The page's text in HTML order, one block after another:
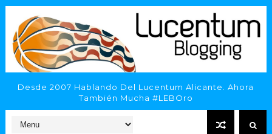
Desde 2007 Hablando Del Lucentum Alicante. Ahora
También Mucha #LEBOro